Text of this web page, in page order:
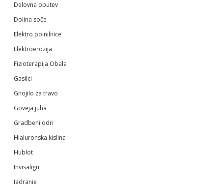
Delovna obutev
Dolina soče
Elektro polnilnice
Elektroerozija
Fizioterapija Obala
Gasilci
Gnojilo za travo
Goveja juha
Gradbeni odri
Hialuronska kislina
Hublot
Invisalign
Jadranje